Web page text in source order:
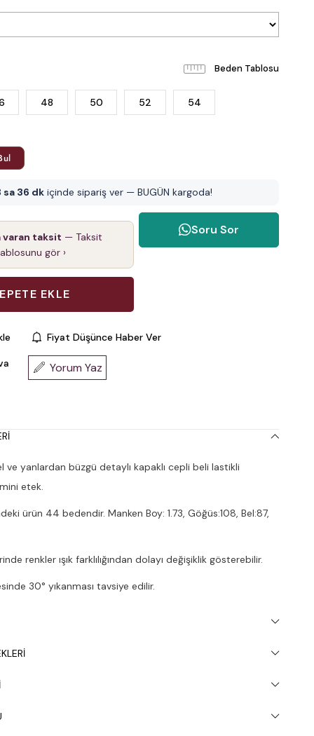
Beden Tablosu
48 50 52 54
sa 36 dkiçinde sipariş ver — BUGÜN kargoda!
varan taksit — Taksit
gör ›
Soru Sor
Fiyat Düşünce Haber Ver
Yorum Yaz
ve yanlardan büzgü detaylı kapaklı cepli beli lastikli
etek.
ürün 44 bedendir. Manken Boy: 1.73, Göğüs:108, Bel:87,
renkler ışık farklılığından dolayı değişiklik gösterebilir.
30° yıkanması tavsiye edilir.